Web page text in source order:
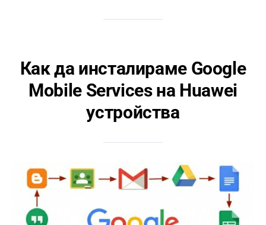
Как да инсталираме Google
Mobile Services на Huawei
устройства